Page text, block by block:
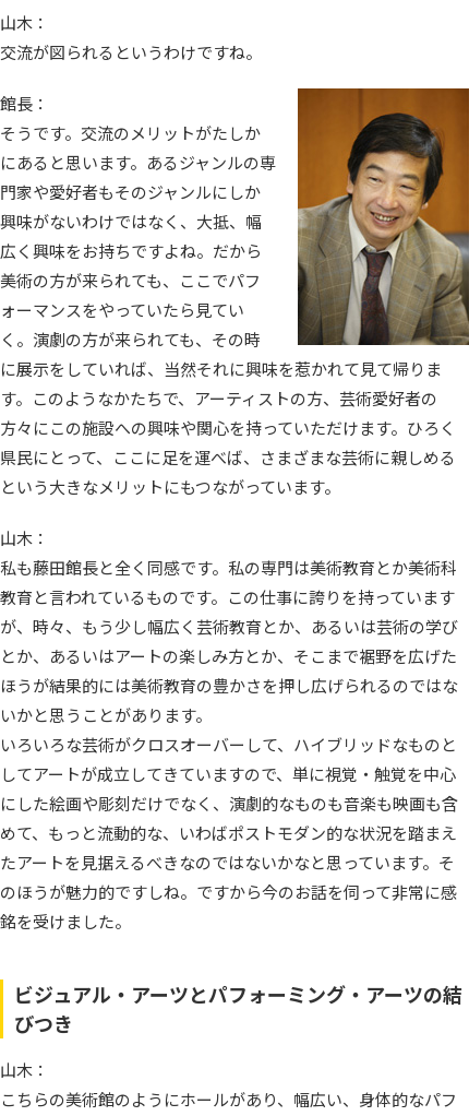
山木：
交流が図られるというわけですね。
館長：
そうです。交流のメリットがたしか
にあると思います。あるジャンルの専
門家や愛好者もそのジャンルにしか
興味がないわけではなく、大抵、幅
広く興味をお持ちですよね。だから
美術の方が来られても、ここでパフ
ォーマンスをやっていたら見てい
く。演劇の方が来られても、その時
に展示をしていれば、当然それに興味を惹かれて見て帰りま
す。このようなかたちで、アーティストの方、芸術愛好者の
方々にこの施設への興味や関心を持っていただけます。ひろく
県民にとって、ここに足を運べば、さまざまな芸術に親しめる
という大きなメリットにもつながっています。
山木：
私も藤田館長と全く同感です。私の専門は美術教育とか美術科
教育と言われているものです。この仕事に誇りを持っています
が、時々、もう少し幅広く芸術教育とか、あるいは芸術の学び
とか、あるいはアートの楽しみ方とか、そこまで裾野を広げた
ほうが結果的には美術教育の豊かさを押し広げられるのではな
いかと思うことがあります。
いろいろな芸術がクロスオーバーして、ハイブリッドなものと
してアートが成立してきていますので、単に視覚・触覚を中心
にした絵画や彫刻だけでなく、演劇的なものも音楽も映画も含
めて、もっと流動的な、いわばポストモダン的な状況を踏まえ
たアートを見据えるべきなのではないかなと思っています。そ
のほうが魅力的ですしね。ですから今のお話を伺って非常に感
銘を受けました。
ビジュアル・アーツとパフォーミング・アーツの結
びつき
山木：
こちらの美術館のようにホールがあり、幅広い、身体的なパフ